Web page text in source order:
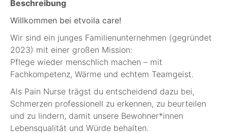
Beschreibung
Willkommen bei etvoila care!
Wir sind ein junges Familienunternehmen (gegründet
2023) mit einer großen Mission:
Pflege wieder menschlich machen – mit
Fachkompetenz, Wärme und echtem Teamgeist.
Als Pain Nurse trägst du entscheidend dazu bei,
Schmerzen professionell zu erkennen, zu beurteilen
und zu lindern, damit unsere Bewohner*innen
Lebensqualität und Würde behalten.